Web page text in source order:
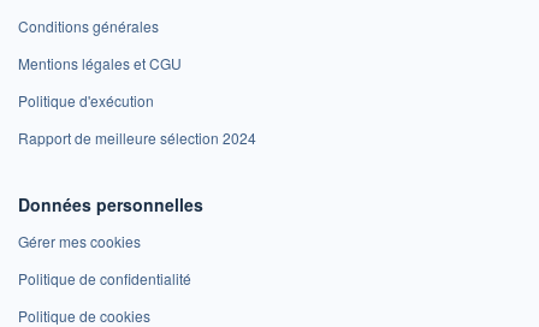
Conditions générales
Mentions légales et CGU
Politique d'exécution
Rapport de meilleure sélection 2024
Données personnelles
Gérer mes cookies
Politique de confidentialité
Politique de cookies